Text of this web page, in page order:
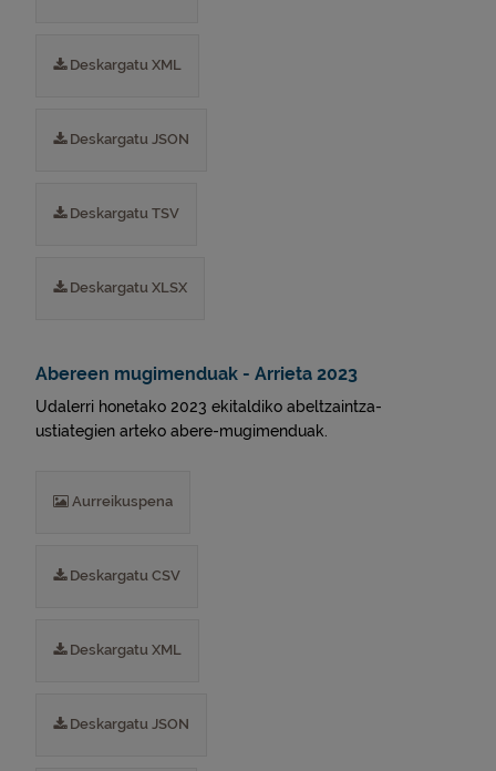
Deskargatu XML
Deskargatu JSON
Deskargatu TSV
Deskargatu XLSX
Abereen mugimenduak - Arrieta 2023
Udalerri honetako 2023 ekitaldiko abeltzaintza-
ustiategien arteko abere-mugimenduak.
Aurreikuspena
Deskargatu CSV
Deskargatu XML
Deskargatu JSON